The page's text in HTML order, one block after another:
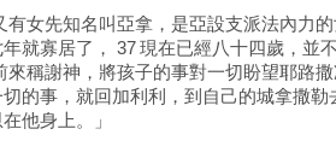
有女先知名叫亞拿，是亞設支派法內力
就寡居了， 37 現在已經八十四歲，並
來稱謝神，將孩子的事對一切盼望耶路
的事，就回加利利，到自己的城拿撒
他身上。」